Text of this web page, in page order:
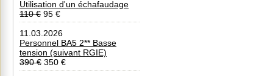
Utilisation d'un échafaudage
110 € 95 €
11.03.2026
Personnel BA5 2** Basse
tension (suivant RGIE)
390 € 350 €